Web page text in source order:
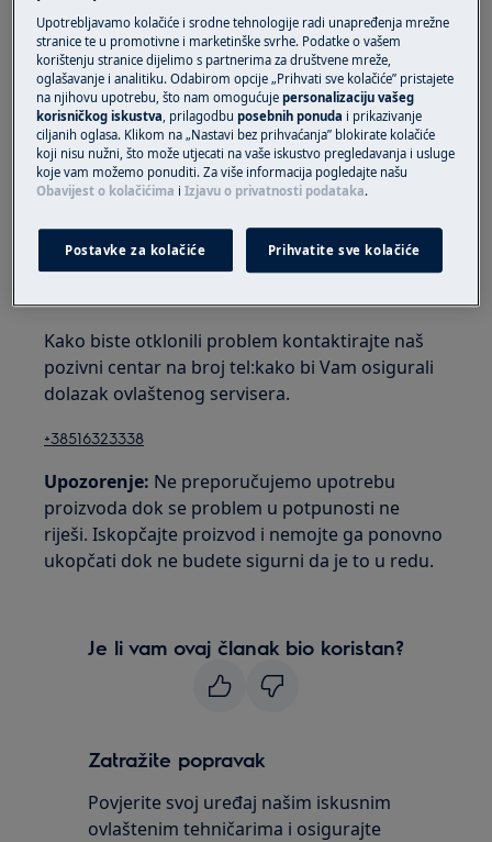
Primjenjuje se na
ugradbena pećnica
samostojeći štednjak
Rješenje
1. Ako se pećnica ohladila i ventilator još
uvijek radi, iskopčajte uređaj iz napajanja.
Kako biste otklonili problem kontaktirajte naš
pozivni centar na broj tel:kako bi Vam osigurali
dolazak ovlaštenog servisera.
+38516323338
Upozorenje: Ne preporučujemo upotrebu
proizvoda dok se problem u potpunosti ne
riješi. Iskopčajte proizvod i nemojte ga ponovno
ukopčati dok ne budete sigurni da je to u redu.
Je li vam ovaj članak bio koristan?
Zatražite popravak
Povjerite svoj uređaj našim iskusnim
ovlaštenim tehničarima i osigurajte
Upotrebljavamo kolačiće i srodne tehnologije radi unapređenja mrežne
stranice te u promotivne i marketinške svrhe. Podatke o vašem
korištenju stranice dijelimo s partnerima za društvene mreže,
oglašavanje i analitiku. Odabirom opcije „Prihvati sve kolačiće” pristajete
na njihovu upotrebu, što nam omogućujepersonalizaciju vašeg
korisničkog iskustva, prilagodbuposebnih ponuda i prikazivanje
ciljanih oglasa. Klikom na „Nastavi bez prihvaćanja” blokirate kolačiće
koji nisu nužni, što može utjecati na vaše iskustvo pregledavanja i usluge
koje vam možemo ponuditi. Za više informacija pogledajte našu
Obavijest o kolačićima iIzjavu o privatnosti podataka.
Postavke za kolačiće Prihvatite sve kolačiće